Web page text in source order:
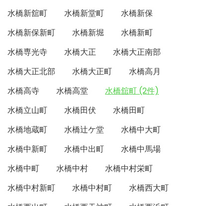
水橋新舘町
水橋新堂町
水橋新保
水橋新保新町
水橋新堀
水橋新町
水橋専光寺
水橋大正
水橋大正南部
水橋大正北部
水橋大正町
水橋高月
水橋高寺
水橋高堂
水橋舘町 (2件)
水橋立山町
水橋田伏
水橋田町
水橋地蔵町
水橋辻ケ堂
水橋中大町
水橋中新町
水橋中出町
水橋中馬場
水橋中町
水橋中村
水橋中村栄町
水橋中村新町
水橋中村町
水橋西大町